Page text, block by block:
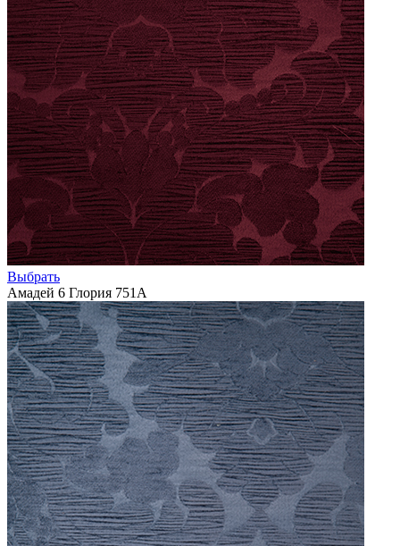
Выбрать
Амадей 6 Глория 751А